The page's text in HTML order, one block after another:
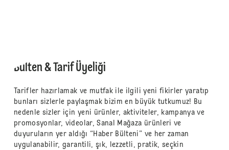
Bülten & Tarif Üyeliği
Tarifler hazırlamak ve mutfak ile ilgili yeni fikirler yaratıp
bunları sizlerle paylaşmak bizim en büyük tutkumuz! Bu
nedenle sizler için yeni ürünler, aktiviteler, kampanya ve
promosyonlar, videolar, Sanal Mağaza ürünleri ve
duyuruların yer aldığı “Haber Bülteni” ve her zaman
uygulanabilir, garantili, şık, lezzetli, pratik, seçkin